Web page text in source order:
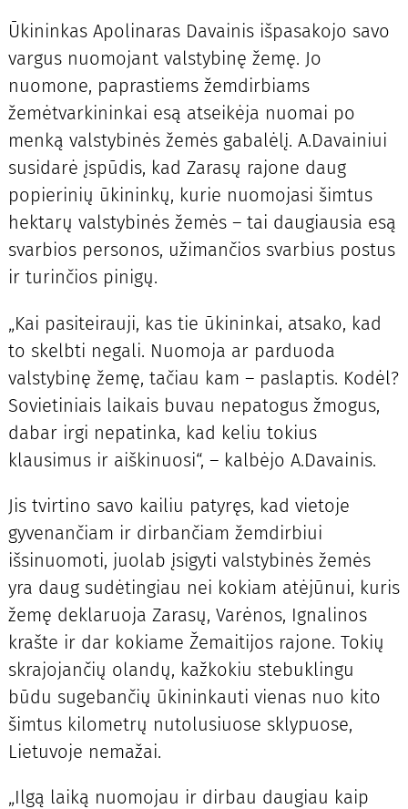
Ūkininkas Apolinaras Davainis išpasakojo savo
vargus nuomojant valstybinę žemę. Jo
nuomone, paprastiems žemdirbiams
žemėtvarkininkai esą atseikėja nuomai po
menką valstybinės žemės gabalėlį. A.Davainiui
susidarė įspūdis, kad Zarasų rajone daug
popierinių ūkininkų, kurie nuomojasi šimtus
hektarų valstybinės žemės – tai daugiausia esą
svarbios personos, užimančios svarbius postus
ir turinčios pinigų.
„Kai pasiteirauji, kas tie ūkininkai, atsako, kad
to skelbti negali. Nuomoja ar parduoda
valstybinę žemę, tačiau kam – paslaptis. Kodėl?
Sovietiniais laikais buvau nepatogus žmogus,
dabar irgi nepatinka, kad keliu tokius
klausimus ir aiškinuosi“, – kalbėjo A.Davainis.
Jis tvirtino savo kailiu patyręs, kad vietoje
gyvenančiam ir dirbančiam žemdirbiui
išsinuomoti, juolab įsigyti valstybinės žemės
yra daug sudėtingiau nei kokiam atėjūnui, kuris
žemę deklaruoja Zarasų, Varėnos, Ignalinos
krašte ir dar kokiame Žemaitijos rajone. Tokių
skrajojančių olandų, kažkokiu stebuklingu
būdu sugebančių ūkininkauti vienas nuo kito
šimtus kilometrų nutolusiuose sklypuose,
Lietuvoje nemažai.
„Ilgą laiką nuomojau ir dirbau daugiau kaip